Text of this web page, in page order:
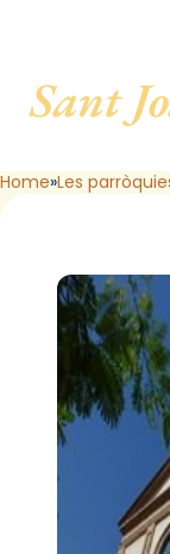
Sant
Home Les